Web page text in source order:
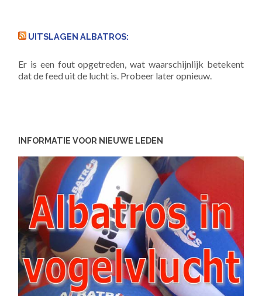
UITSLAGEN ALBATROS:
Er is een fout opgetreden, wat waarschijnlijk betekent
dat de feed uit de lucht is. Probeer later opnieuw.
INFORMATIE VOOR NIEUWE LEDEN